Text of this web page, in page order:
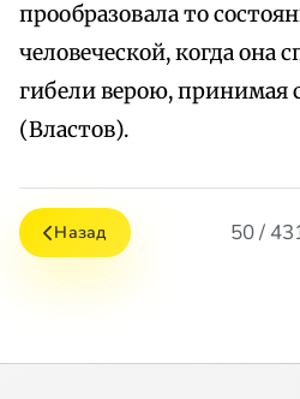
прообразовала то
человеческой, когда она
гибели верою, принимая
(Властов).
Назад 50 /